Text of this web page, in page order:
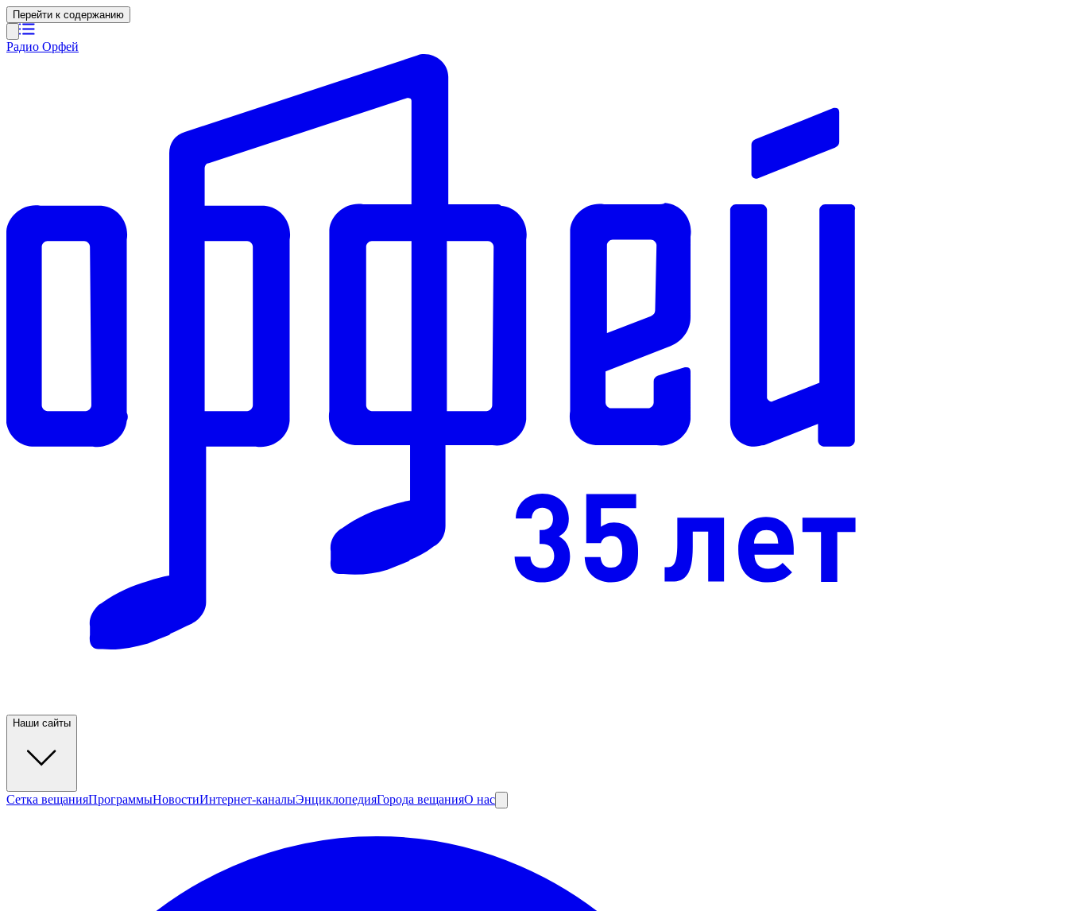
Перейти к содержанию
Радио Орфей
Наши сайты
Сетка вещанияПрограммыНовостиИнтернет-каналыЭнциклопедияГорода вещанияО нас